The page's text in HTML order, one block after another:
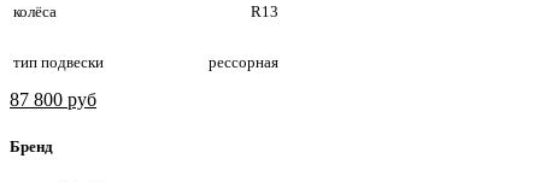
колёса R13
тип подвески рессорная
87 800 руб
Бренд